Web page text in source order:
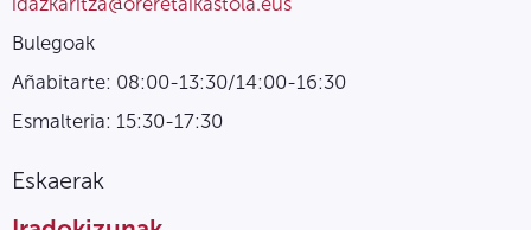
Bulegoak
Añabitarte: 08:00-13:30/14:00-16:30
Esmalteria: 15:30-17:30
Eskaerak